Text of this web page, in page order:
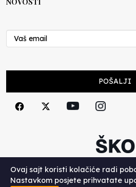
POŠALJI
Ovaj sajt koristi kolačiće radi
Nastavkom posjete prihvatate